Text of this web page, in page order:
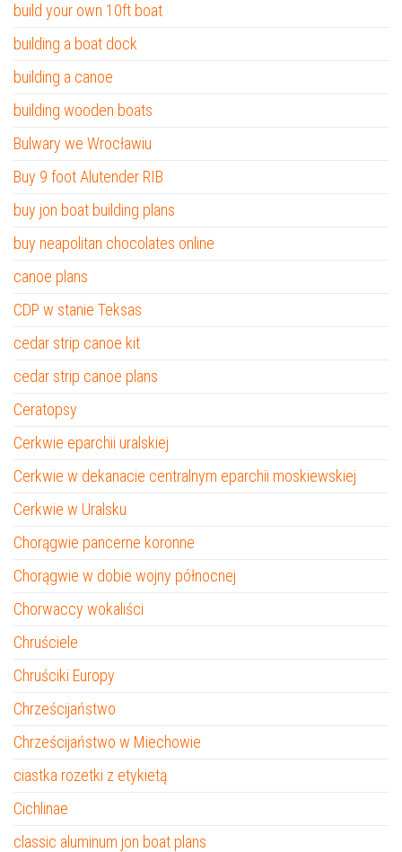
build your own 10ft boat
building a boat dock
building a canoe
building wooden boats
Bulwary we Wrocławiu
Buy 9 foot Alutender RIB
buy jon boat building plans
buy neapolitan chocolates online
canoe plans
CDP w stanie Teksas
cedar strip canoe kit
cedar strip canoe plans
Ceratopsy
Cerkwie eparchii uralskiej
Cerkwie w dekanacie centralnym eparchii moskiewskiej
Cerkwie w Uralsku
Chorągwie pancerne koronne
Chorągwie w dobie wojny północnej
Chorwaccy wokaliści
Chruściele
Chruściki Europy
Chrześcijaństwo
Chrześcijaństwo w Miechowie
ciastka rozetki z etykietą
Cichlinae
classic aluminum jon boat plans